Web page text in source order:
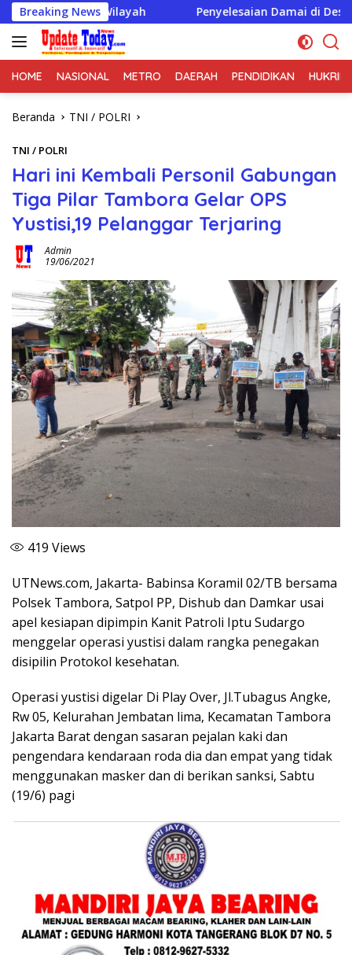
Langsung
ke
konten
Breaking News
Wilayah Penyelesaian Damai di Desa Cikupa Jadi
HOME NASIONAL METRO DAERAH PENDIDIKAN HUKRIM
Beranda TNI / POLRI
TNI / POLRI
Hari ini Kembali Personil Gabungan
Tiga Pilar Tambora Gelar OPS
Yustisi,19 Pelanggar Terjaring
Admin
19/06/2021
419 Views
UTNews.com, Jakarta- Babinsa Koramil 02/TB bersama
Polsek Tambora, Satpol PP, Dishub dan Damkar usai
apel kesiapan dipimpin Kanit Patroli Iptu Sudargo
menggelar operasi yustisi dalam rangka penegakan
disipilin Protokol kesehatan.
Operasi yustisi digelar Di Play Over, Jl.Tubagus Angke,
Rw 05, Kelurahan Jembatan lima, Kecamatan Tambora
Jakarta Barat dengan sasaran pejalan kaki dan
pengendara kendaraan roda dia dan empat yang tidak
menggunakan masker dan di berikan sanksi, Sabtu
(19/6) pagi